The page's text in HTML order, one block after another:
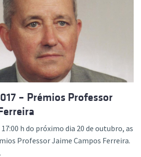
– Prémios Professor
h do próximo dia 20 de outubro, as
Professor Jaime Campos Ferreira.